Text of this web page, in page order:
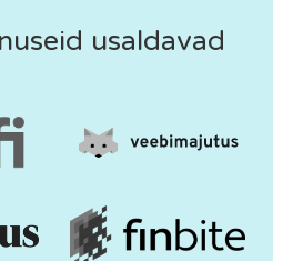
usaldavad